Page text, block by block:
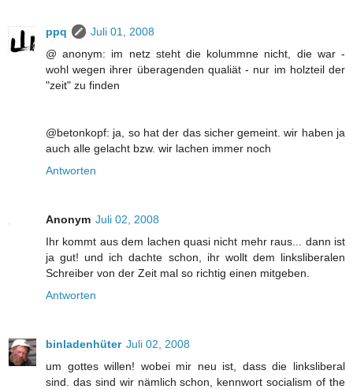
ppq
Juli 01, 2008
@ anonym: im netz steht die kolummne nicht, die war -
wohl wegen ihrer überagenden qualiät - nur im holzteil der
"zeit" zu finden
@betonkopf: ja, so hat der das sicher gemeint. wir haben ja
auch alle gelacht bzw. wir lachen immer noch
Antworten
Anonym Juli 02, 2008
Ihr kommt aus dem lachen quasi nicht mehr raus... dann ist
ja gut! und ich dachte schon, ihr wollt dem linksliberalen
Schreiber von der Zeit mal so richtig einen mitgeben.
Antworten
binladenhüter Juli 02, 2008
um gottes willen! wobei mir neu ist, dass die linksliberal
sind. das sind wir nämlich schon, kennwort socialism of the